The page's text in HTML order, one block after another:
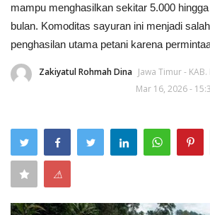
Makan Bergizi
Warkop Digital
Pelanggaran
Keamanan
Kejahatan
mampu menghasilkan sekitar 5.000
bulan. Komoditas sayuran ini menjadi
penghasilan utama petani karena
Zakiyatul Rohmah Dina Jawa Timur - KAB.
Mar 16, 2026 -
⚠